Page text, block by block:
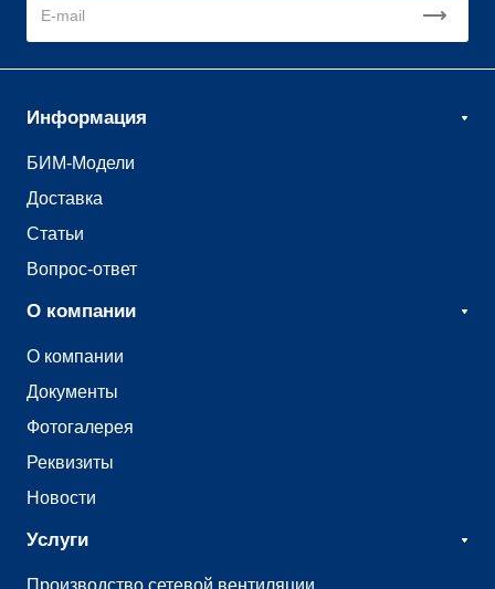
Информация
БИМ-Модели
Доставка
Статьи
Вопрос-ответ
О компании
О компании
Документы
Фотогалерея
Реквизиты
Новости
Услуги
Производство сетевой вентиляции